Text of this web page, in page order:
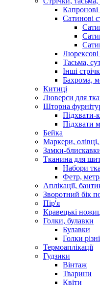
Капронові
Сатинові
Люрексові
Тасьма,
Інші
Бахрома,
Китиці
Люверси для
Шторна
Підхвати-
Підхвати
Бейка
Маркери,
Замки-
Тканина для
Набори
Фетр,
Аплікації,
Зворотний бік
Пір'я
Кравецькі
Голки, булавки
Булавки
Голки різні
Термоаплікації
Гудзики
Вінтаж
Тварини
Квіти